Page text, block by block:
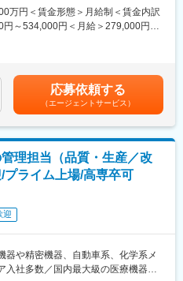
で営業、マーケティング、生産、資
門と関わり、プロジェクトを進める
えるマザー工場です。心臓や脳外科
テーテルやECMO（体外式膜型人工
まで一貫して対応しています。特
の検査用ガイドワイヤーは世界シェ
プクラスシェア製品を多数生産して
、今後も拡大が予想されるカテーテ
効率・品質改善）に向けた改善活動
等、品質：TQM,TQC等）のスキル
場改善支援を推薦していただきま
ジニアリンク、TPM など）
た企画・分析・実行支援（主な手
（基盤の生産管理システム SAP・
の立案など）
織で20～30代前半の方が多く在籍し
万円＜賃金形態＞月給制＜賃金内訳
円～534,000円＜月給＞279,000円～
ります。月給(月額)は固定手当を含め
応募依頼する
（エージェントサービス）
理担当（品質・生産／改
ライム上場/高専卒可
迎
器や精密機器、自動車系、化学系メ
入社多数／国内最大級の医療機器メ